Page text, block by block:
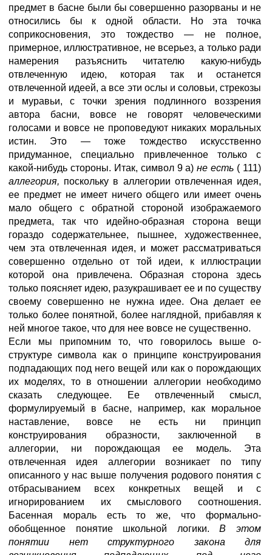
предмет в басне были бы совершенно разорваны и не
относились бы к одной области. Но эта точка
соприкосновения, это тождество — не полное,
примерное, иллюстративное, не всерьез, а только ради
намерения разъяснить читателю какую-нибудь
отвлеченную идею, которая так и останется
отвлеченной идеей, а все эти ослы и соловьи, стрекозы
и муравьи, с точки зрения подлинного воззрения
автора басни, вовсе не говорят человеческими
голосами и вовсе не проповедуют никаких моральных
истин. Это — тоже тождество искусственно
придуманное, специально привлеченное только с
какой-нибудь стороны. Итак, символ 9 а)не есть ( 111)
аллегория, поскольку в аллегории отвлеченная идея,
ее предмет не имеет ничего общего или имеет очень
мало общего с обратной стороной изображаемого
предмета, так что идейно-образная сторона вещи
гораздо содержательнее, пышнее, художественнее,
чем эта отвлеченная идея, и может рассматриваться
совершенно отдельно от той идеи, к иллюстрации
которой она привлечена. Образная сторона здесь
только поясняет идею, разукрашивает ее и по существу
своему совершенно не нужна идее. Она делает ее
только более понятной, более наглядной, прибавляя к
ней многое такое, что для нее вовсе не существенно.
Если мы припомним то, что говорилось выше о-
структуре символа как о принципе конструирования
подпадающих под него вещей или как о порождающих
их моделях, то в отношении аллегории необходимо
сказать следующее. Ее отвлеченный смысл,
формулируемый в басне, например, как моральное
наставление, вовсе не есть ни принцип
конструирования образности, заключенной в
аллегории, ни порождающая ее модель. Эта
отвлеченная идея аллегории возникает по типу
описанного у нас выше получения родового понятия с
отбрасыванием всех конкретных вещей и с
игнорированием их смыслового соотношения.
Басенная мораль есть то же, что формально-
обобщенное понятие школьной логики.В этом
понятии нет структурного закона для